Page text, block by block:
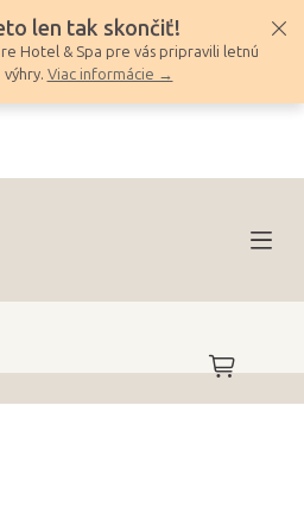
len tak skončiť!
Hotel & Spa pre vás pripravili letnú
Viac informácie →
NÁKUPNÝ
KOŠÍK